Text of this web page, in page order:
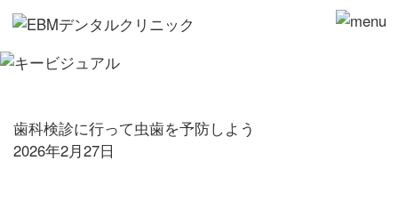
歯科検診に行って虫歯を予防しよう
2026年2月27日